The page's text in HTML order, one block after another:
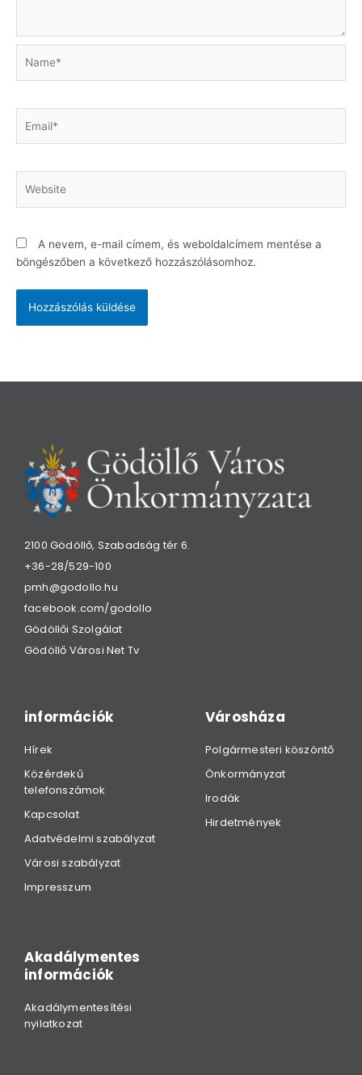
A nevem, e-mail címem, és weboldalcímem mentése a
böngészőben a következő hozzászólásomhoz.
2100 Gödöllő, Szabadság tér 6.
+36-28/529-100
pmh@godollo.hu
facebook.com/godollo
Gödöllői Szolgálat
Gödöllő Városi Net Tv
információk
Hírek
Közérdekű
telefonszámok
Kapcsolat
Adatvédelmi szabályzat
Városi szabályzat
Impresszum
Városháza
Polgármesteri köszöntő
Önkormányzat
Irodák
Hirdetmények
Akadálymentes
információk
Akadálymentesítési
nyilatkozat